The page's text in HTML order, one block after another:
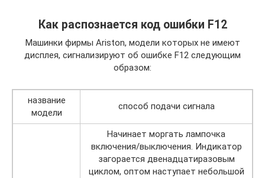
Как распознается код ошибки F12
Машинки фирмы Ariston, модели которых не имеют
дисплея, сигнализируют об ошибке F12 следующим
образом:
название
модели
способ подачи сигнала
Начинает моргать лампочка
включения/выключения. Индикатор
загорается двенадцатиразовым
циклом, оптом наступает небольшой